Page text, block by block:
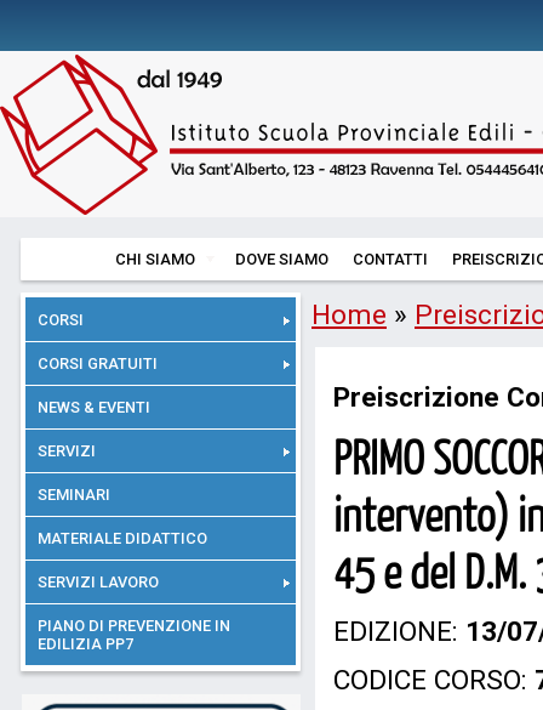
CHI SIAMO DOVE SIAMO CONTATTI
CORSI
CORSI GRATUITI
NEWS & EVENTI
SERVIZI
SEMINARI
MATERIALE DIDATTICO
SERVIZI LAVORO
PIANO DI PREVENZIONE IN
EDILIZIA PP7
Home »
Preiscrizione
PRIMO
intervento)
45 e del
EDIZIONE: 13/
CODICE CORSO: